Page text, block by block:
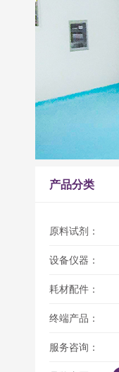
产品分类
原料试剂：
设备仪器：
耗材配件：
终端产品：
服务咨询：